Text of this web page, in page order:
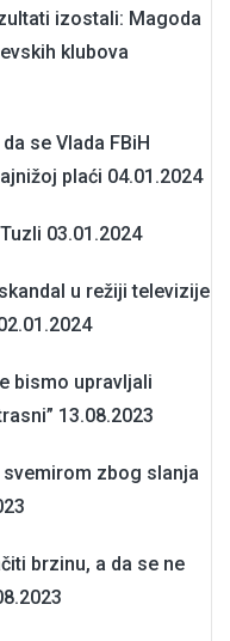
izostali: Magoda
klubova
se Vlada FBiH
plaći 04.01.2024
03.01.2024
u režiji televizije
bismo upravljali
13.08.2023
zbog slanja
brzinu, a da se ne